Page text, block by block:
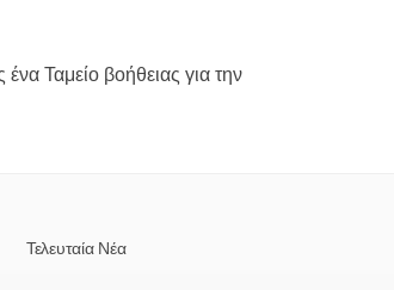
ένα Ταμείο βοήθειας για την
Τελευταία Νέα